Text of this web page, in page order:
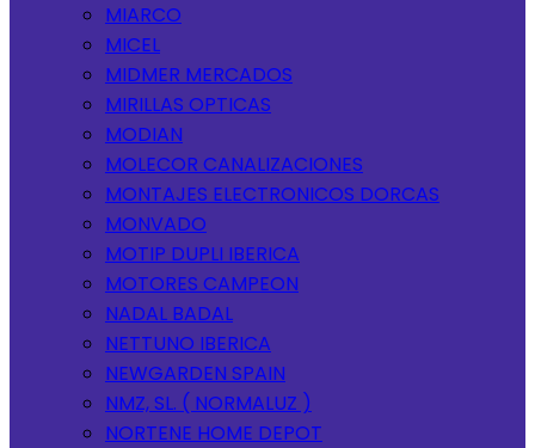
MIARCO
MICEL
MIDMER MERCADOS
MIRILLAS OPTICAS
MODIAN
MOLECOR CANALIZACIONES
MONTAJES ELECTRONICOS DORCAS
MONVADO
MOTIP DUPLI IBERICA
MOTORES CAMPEON
NADAL BADAL
NETTUNO IBERICA
NEWGARDEN SPAIN
NMZ, SL. ( NORMALUZ )
NORTENE HOME DEPOT